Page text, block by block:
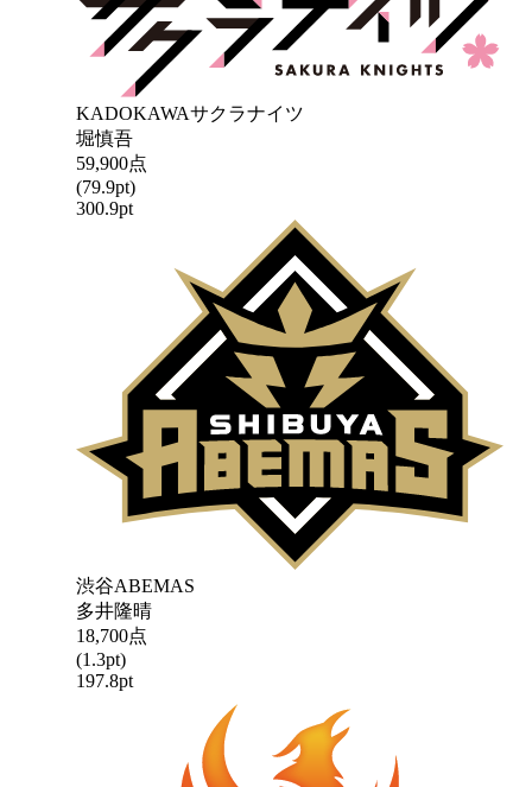
KADOKAWAサクラナイツ
堀慎吾
59,900点
(79.9pt)
300.9pt
渋谷ABEMAS
多井隆晴
18,700点
(1.3pt)
197.8pt